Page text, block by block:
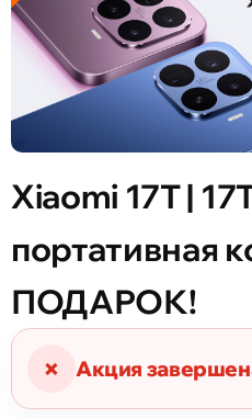
Xiaomi 17T |
портативная
ПОДАРОК!
× Акция